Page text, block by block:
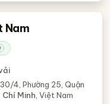
Nam
4, Phường 25, Quận
Chí Minh , Việt Nam